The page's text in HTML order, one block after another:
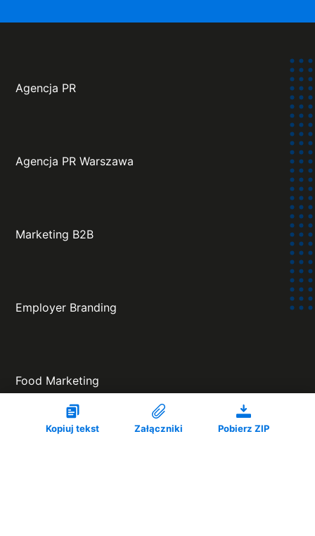
Kopiuj tekst Załączniki Pobierz ZIP
Agencja PR
Agencja PR Warszawa
Marketing B2B
Employer Branding
Food Marketing